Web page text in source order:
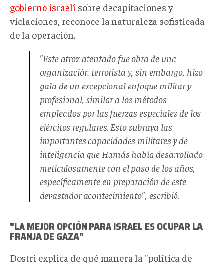
gobierno israelí sobre decapitaciones y
violaciones, reconoce la naturaleza sofisticada
de la operación.
"Este atroz atentado fue obra de una
organización terrorista y, sin embargo, hizo
gala de un excepcional enfoque militar y
profesional, similar a los métodos
empleados por las fuerzas especiales de los
ejércitos regulares. Esto subraya las
importantes capacidades militares y de
inteligencia que Hamás había desarrollado
meticulosamente con el paso de los años,
específicamente en preparación de este
devastador acontecimiento", escribió.
"LA MEJOR OPCIÓN PARA ISRAEL ES OCUPAR LA
FRANJA DE GAZA"
Dostri explica de qué manera la "política de